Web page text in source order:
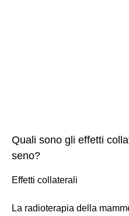
Quali sono gli effetti
seno?
Effetti collaterali
La radioterapia della